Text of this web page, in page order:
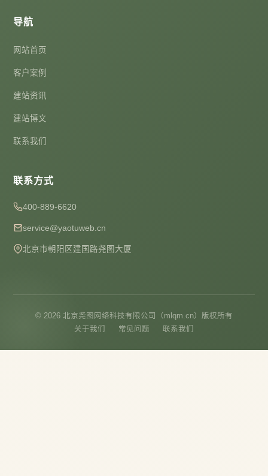
导航
网站首页
客户案例
建站资讯
建站博文
联系我们
联系方式
400-889-6620
service@yaotuweb.cn
北京市朝阳区建国路尧图大厦
© 2026 北京尧图网络科技有限公司（mlqm.cn）版权所有
关于我们
常见问题 联系我们